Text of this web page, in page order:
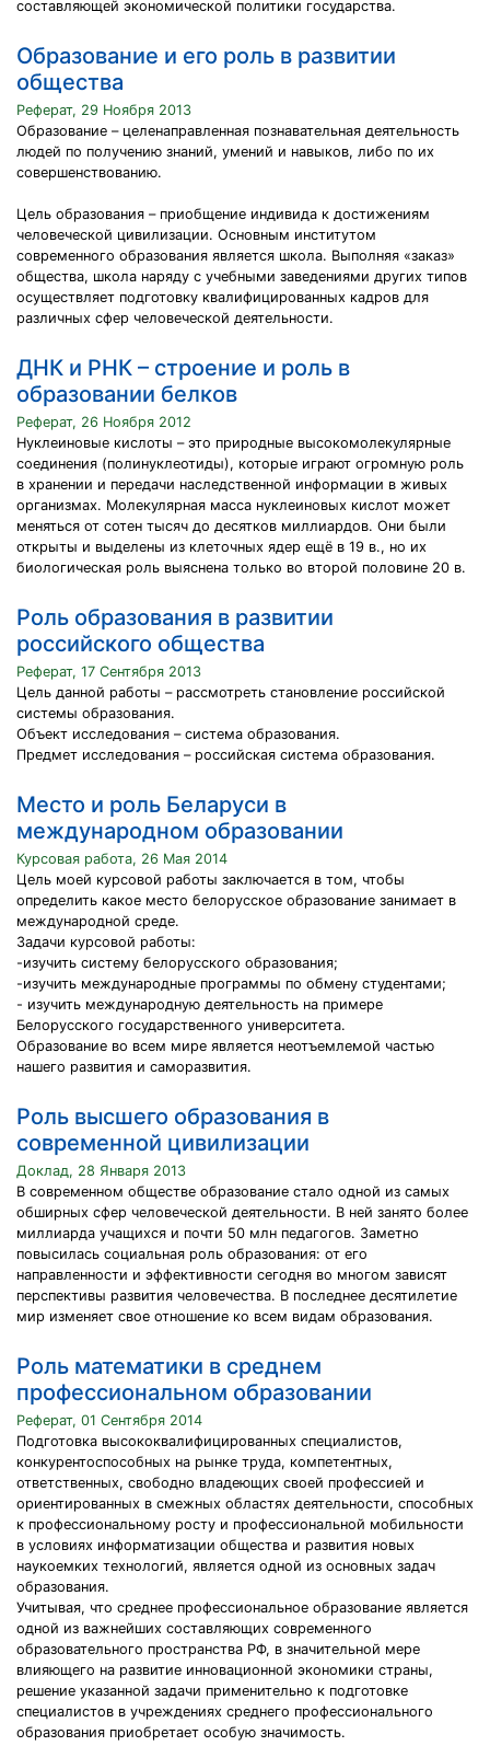
составляющей экономической политики государства.
Образование и его роль в развитии
общества
Реферат, 29 Ноября 2013
Образование – целенаправленная познавательная деятельность
людей по получению знаний, умений и навыков, либо по их
совершенствованию.
Цель образования – приобщение индивида к достижениям
человеческой цивилизации. Основным институтом
современного образования является школа. Выполняя «заказ»
общества, школа наряду с учебными заведениями других типов
осуществляет подготовку квалифицированных кадров для
различных сфер человеческой деятельности.
ДНК и РНК – строение и роль в
образовании белков
Реферат, 26 Ноября 2012
Нуклеиновые кислоты – это природные высокомолекулярные
соединения (полинуклеотиды), которые играют огромную роль
в хранении и передачи наследственной информации в живых
организмах. Молекулярная масса нуклеиновых кислот может
меняться от сотен тысяч до десятков миллиардов. Они были
открыты и выделены из клеточных ядер ещё в 19 в., но их
биологическая роль выяснена только во второй половине 20 в.
Роль образования в развитии
российского общества
Реферат, 17 Сентября 2013
Цель данной работы – рассмотреть становление российской
системы образования.
Объект исследования – система образования.
Предмет исследования – российская система образования.
Место и роль Беларуси в
международном образовании
Курсовая работа, 26 Мая 2014
Цель моей курсовой работы заключается в том, чтобы
определить какое место белорусское образование занимает в
международной среде.
Задачи курсовой работы:
-изучить систему белорусского образования;
-изучить международные программы по обмену студентами;
- изучить международную деятельность на примере
Белорусского государственного университета.
Образование во всем мире является неотъемлемой частью
нашего развития и саморазвития.
Роль высшего образования в
современной цивилизации
Доклад, 28 Января 2013
В современном обществе образование стало одной из самых
обширных сфер человеческой деятельности. В ней занято более
миллиарда учащихся и почти 50 млн педагогов. Заметно
повысилась социальная роль образования: от его
направленности и эффективности сегодня во многом зависят
перспективы развития человечества. В последнее десятилетие
мир изменяет свое отношение ко всем видам образования.
Роль математики в среднем
профессиональном образовании
Реферат, 01 Сентября 2014
Подготовка высококвалифицированных специалистов,
конкурентоспособных на рынке труда, компетентных,
ответственных, свободно владеющих своей профессией и
ориентированных в смежных областях деятельности, способных
к профессиональному росту и профессиональной мобильности
в условиях информатизации общества и развития новых
наукоемких технологий, является одной из основных задач
образования.
Учитывая, что среднее профессиональное образование является
одной из важнейших составляющих современного
образовательного пространства РФ, в значительной мере
влияющего на развитие инновационной экономики страны,
решение указанной задачи применительно к подготовке
специалистов в учреждениях среднего профессионального
образования приобретает особую значимость.